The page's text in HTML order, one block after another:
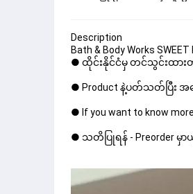
Description
Bath & Body Works
● ထိုင်းနိုင်ငံမှ တင်သွင်းထားတဲ့
● Product နဲ့ပတ်သတ်ပြီး အ
● If you want to know
● သတိပြုရန် - Preorder မှာ